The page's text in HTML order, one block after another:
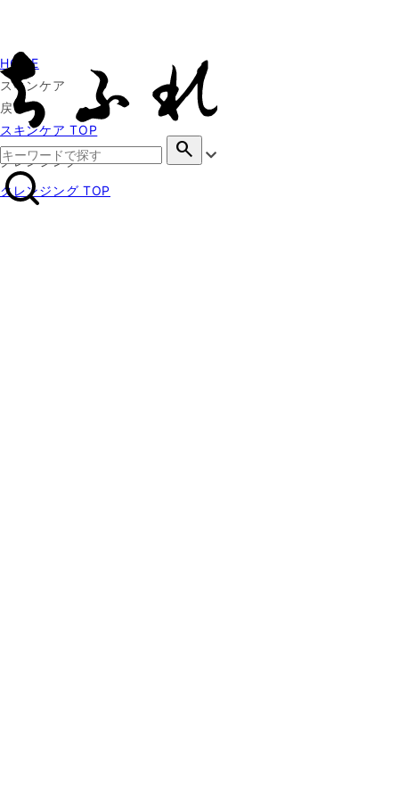
search
HOME
スキンケア
戻る
スキンケア TOP
クレンジング
クレンジング TOP